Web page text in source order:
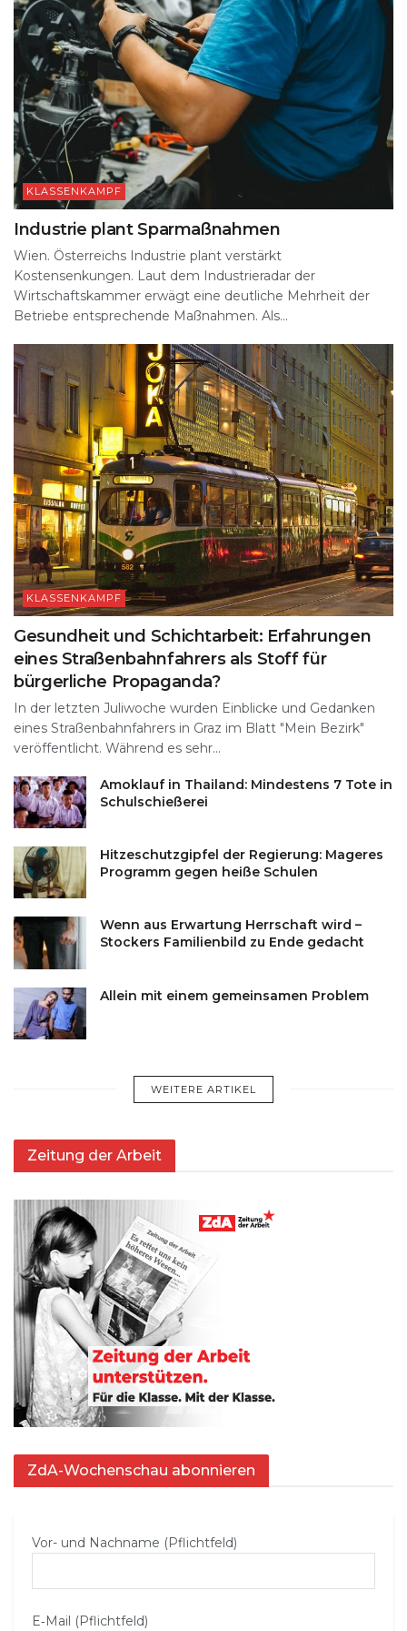
KLASSENKAMPF
Industrie plant Sparmaßnahmen
Wien. Österreichs Industrie plant verstärkt
Kostensenkungen. Laut dem Industrieradar der
Wirtschaftskammer erwägt eine deutliche Mehrheit der
Betriebe entsprechende Maßnahmen. Als...
KLASSENKAMPF
Gesundheit und Schichtarbeit: Erfahrungen
eines Straßenbahnfahrers als Stoff für
bürgerliche Propaganda?
In der letzten Juliwoche wurden Einblicke und Gedanken
eines Straßenbahnfahrers in Graz im Blatt "Mein Bezirk"
veröffentlicht. Während es sehr...
Amoklauf in Thailand: Mindestens 7 Tote in
Schulschießerei
Hitzeschutzgipfel der Regierung: Mageres
Programm gegen heiße Schulen
Wenn aus Erwartung Herrschaft wird –
Stockers Familienbild zu Ende gedacht
Allein mit einem gemeinsamen Problem
WEITERE ARTIKEL
Zeitung der Arbeit
ZdA-Wochenschau abonnieren
Vor- und Nachname (Pflichtfeld)
E‑Mail (Pflichtfeld)